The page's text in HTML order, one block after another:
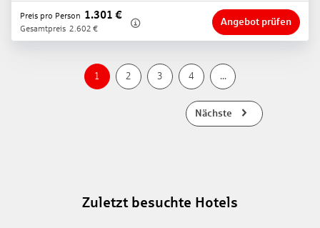
Preis pro Person 1.301 €
Gesamtpreis 2.602 €
Angebot prüfen
1 2 3 4 ...
Nächste
Zuletzt besuchte Hotels